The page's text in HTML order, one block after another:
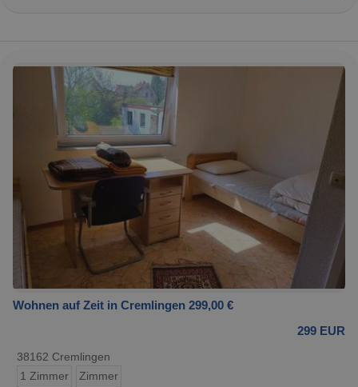
Wohnen auf Zeit in Cremlingen 299,00 €
299 EUR
38162 Cremlingen
1 Zimmer
Zimmer